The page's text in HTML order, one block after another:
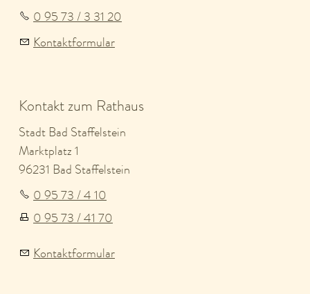
0 95 73 / 3 31 20
Kontaktformular
Kontakt zum Rathaus
Stadt Bad Staffelstein
Marktplatz 1
96231 Bad Staffelstein
0 95 73 / 4 10
0 95 73 / 41 70
Kontaktformular